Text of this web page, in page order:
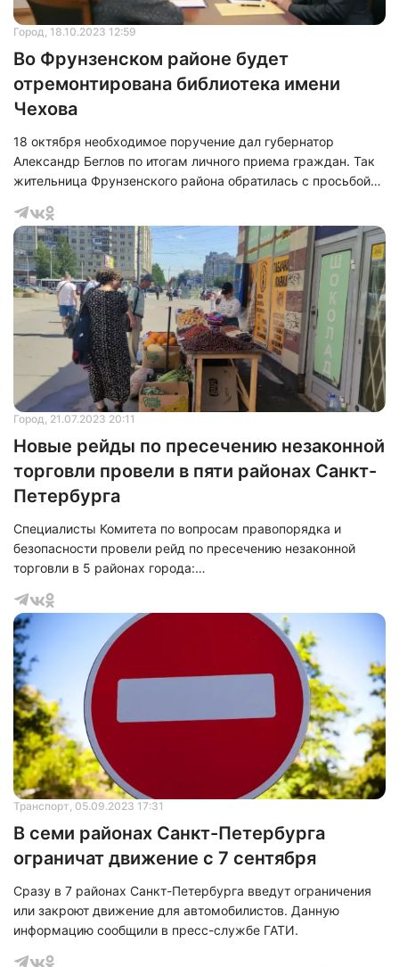
Город, 18.10.2023 12:59
Во Фрунзенском районе будет
отремонтирована библиотека имени
Чехова
18 октября необходимое поручение дал губернатор
Александр Беглов по итогам личного приема граждан. Так
жительница Фрунзенского района обратилась с просьбой
учреждение было создано в 1926 году и стало первой
взрослой районной библиотекой.
Город, 21.07.2023 20:11
Новые рейды по пресечению незаконной
торговли провели в пяти районах Санкт-
Петербурга
Специалисты Комитета по вопросам правопорядка и
безопасности провели рейд по пресечению незаконной
торговли в 5 районах города:
Выборгском и Московском.&nbsp;
Транспорт, 05.09.2023 17:31
В семи районах Санкт-Петербурга
ограничат движение с 7 сентября
Сразу в 7 районах Санкт-Петербурга введут ограничения
или закроют движение для автомобилистов. Данную
информацию сообщили в пресс-службе ГАТИ.